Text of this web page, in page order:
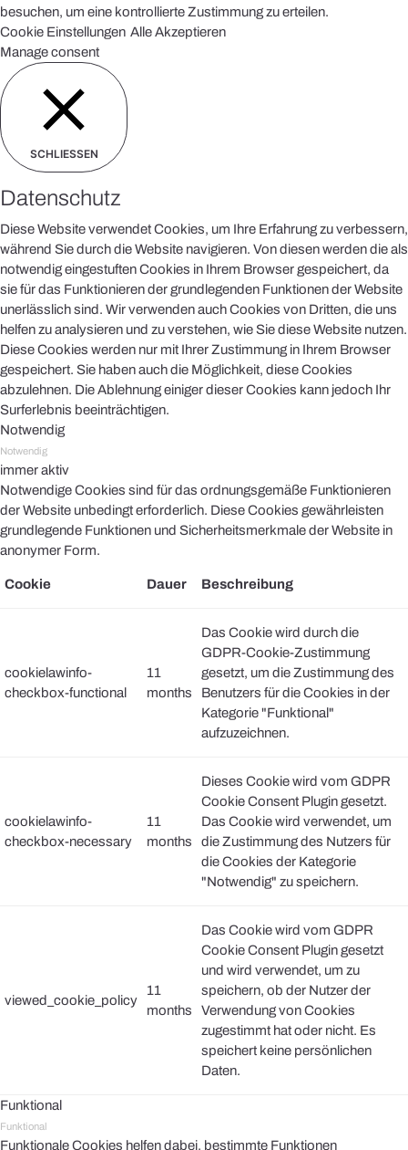
besuchen, um eine kontrollierte Zustimmung zu erteilen.
Cookie Einstellungen Alle Akzeptieren
Manage consent
SCHLIESSEN
Datenschutz
Diese Website verwendet Cookies, um Ihre Erfahrung zu verbessern,
während Sie durch die Website navigieren. Von diesen werden die als
notwendig eingestuften Cookies in Ihrem Browser gespeichert, da
sie für das Funktionieren der grundlegenden Funktionen der Website
unerlässlich sind. Wir verwenden auch Cookies von Dritten, die uns
helfen zu analysieren und zu verstehen, wie Sie diese Website nutzen.
Diese Cookies werden nur mit Ihrer Zustimmung in Ihrem Browser
gespeichert. Sie haben auch die Möglichkeit, diese Cookies
abzulehnen. Die Ablehnung einiger dieser Cookies kann jedoch Ihr
Surferlebnis beeinträchtigen.
Notwendig
Notwendig
immer aktiv
Notwendige Cookies sind für das ordnungsgemäße Funktionieren
der Website unbedingt erforderlich. Diese Cookies gewährleisten
grundlegende Funktionen und Sicherheitsmerkmale der Website in
anonymer Form.
Cookie Dauer Beschreibung
cookielawinfo-
checkbox-functional
11
months
Das Cookie wird durch die
GDPR-Cookie-Zustimmung
gesetzt, um die Zustimmung des
Benutzers für die Cookies in der
Kategorie "Funktional"
aufzuzeichnen.
cookielawinfo-
checkbox-necessary
11
months
Dieses Cookie wird vom GDPR
Cookie Consent Plugin gesetzt.
Das Cookie wird verwendet, um
die Zustimmung des Nutzers für
die Cookies der Kategorie
"Notwendig" zu speichern.
viewed_cookie_policy
11
months
Das Cookie wird vom GDPR
Cookie Consent Plugin gesetzt
und wird verwendet, um zu
speichern, ob der Nutzer der
Verwendung von Cookies
zugestimmt hat oder nicht. Es
speichert keine persönlichen
Daten.
Funktional
Funktional
Funktionale Cookies helfen dabei, bestimmte Funktionen